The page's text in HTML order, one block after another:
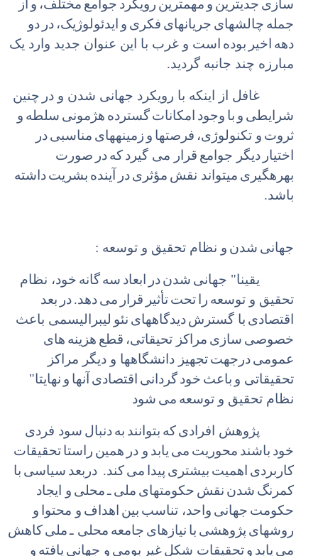
سازی جدی‏ترین و مهمترین رویکرد جوامع مختلف، و از
جمله چالش‏های جریان‏های فکری و ایدئولوژیک، در دو
دهه اخیر بوده است و غرب با این عنوان جدید وارد یک
مبارزه چند جانبه گردید.
غافل از اینکه با رویکرد جهانی شدن و در چنین
شرایطی و با وجود امکاناتگسترده هژمونی سلطه و
ثروت و تکنولوژی، فرصت‏ها و زمینه‏های مناسبیدر
اختیار دیگر جوامع قرار می گیردکهدر صورت
بهره‏گیری می‏تواند نقش مؤثریدر آینده بشریتداشته
باشد.
جهانی شدن و نظام تحقیق و توسعه :
یقینا" جهانی شدندر ابعاد سهگانه خود، نظام
تحقیق و توسعه را تحتتأثیر قرار میدهد.در بعد
اقتصادی با گسترشدیدگاههای نئو لیبرالیسمی باعث
خصوصی سازی مراکز تحیقاتی، قطع هزینه های
عمومیدرجهتتجهیز دانشگاهها و دیگر مراکز
تحقیقاتی و باعث خودگردانی اقتصادی آنها و نهایتا"
نظام تحقیق و توسعه می شود
پژوهش افرادیکه بتوانند بهدنبال سود فردی
خود باشند محوریت می یابد و در همین راستاتحقیقات
کاربردی اهمیت بیشتری پیدا میکند. دربعد سیاسی با
کمرنگ شدن نقش حکومتهای ملیـ محلی و ایجاد
حکومت جهانی واحد، تناسب بین اهداف و محتوا و
روشهای پژوهشی با نیازهای جامعه محلی ـ ملیکاهش
می یابد وتحقیقات شکلغیر بومی و جهانی یافته و